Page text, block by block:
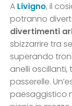
A Livigno, il
potranno
divertimenti
sbizzarrire tra
superando
anelli oscillanti,
passerelle.
paesaggistico